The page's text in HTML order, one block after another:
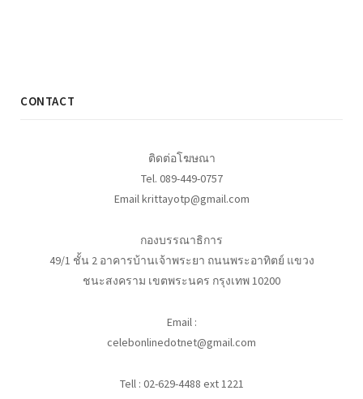
CONTACT
ติดต่อโฆษณา
Tel. 089-449-0757
Email krittayotp@gmail.com
กองบรรณาธิการ
49/1 ชั้น 2 อาคารบ้านเจ้าพระยา ถนนพระอาทิตย์ แขวง
ชนะสงคราม เขตพระนคร กรุงเทพ 10200
Email :
celebonlinedotnet@gmail.com
Tell : 02-629-4488 ext 1221